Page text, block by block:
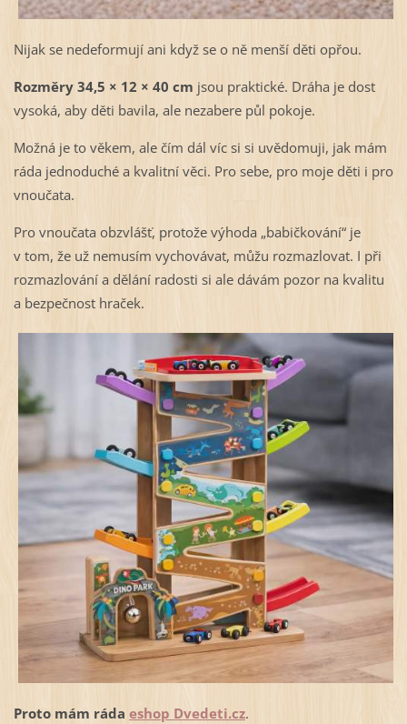
Nijak se nedeformují ani když se o ně menší děti opřou.
Rozměry 34,5 × 12 × 40 cm jsou praktické. Dráha je dost
vysoká, aby děti bavila, ale nezabere půl pokoje.
Možná je to věkem, ale čím dál víc si si uvědomuji, jak mám
ráda jednoduché a kvalitní věci. Pro sebe, pro moje děti i pro
vnoučata.
Pro vnoučata obzvlášť, protože výhoda „babičkování“ je
v tom, že už nemusím vychovávat, můžu rozmazlovat. I při
rozmazlování a dělání radosti si ale dávám pozor na kvalitu
a bezpečnost hraček.
Proto mám ráda eshop Dvedeti.cz.